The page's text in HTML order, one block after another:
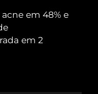
em 48% e
em 2